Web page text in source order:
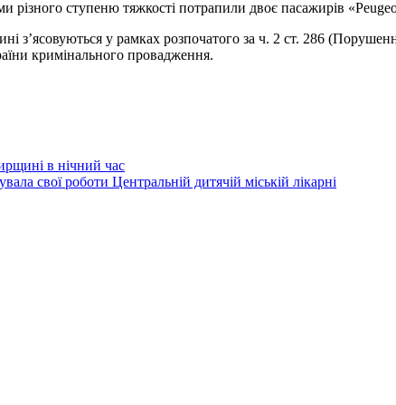
різного ступеню тяжкості потрапили двоє пасажирів
з’ясовуються у рамках розпочатого за ч. 2 ст. 286
кримінального провадження.
в нічний час
свої роботи Центральній дитячій міській лікарні